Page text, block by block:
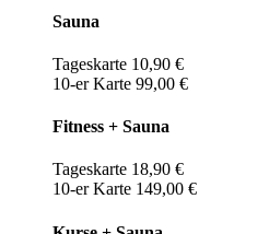
Sauna
Tageskarte 10,90 €
10-er Karte 99,00 €
Fitness + Sauna
Tageskarte 18,90 €
10-er Karte 149,00 €